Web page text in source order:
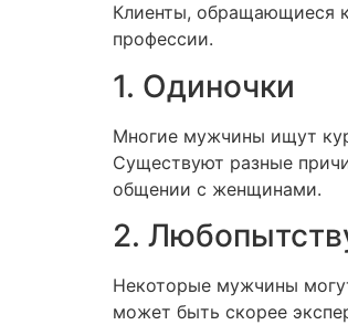
Клиенты, обращающиеся
профессии.
1. Одиночки
Многие мужчины ищут
Существуют разные
общении с женщинами.
2.
Некоторые мужчины
может быть скорее